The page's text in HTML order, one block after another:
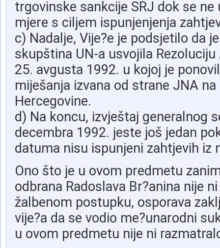
trgovinske sankcije SRJ dok se
mjere s ciljem ispunjenjenja
c) Nadalje, Vije?e je podsjetilo da
skupština UN-a usvojila
25. avgusta 1992. u kojoj je
miješanja izvana od strane JNA
Hercegovine.
d) Na koncu, izvještaj generalnog
decembra 1992. jeste još jedan
datuma nisu ispunjeni zahtjevih iz
Ono što je u ovom predmetu
odbrana Radoslava Br?anina nije
žalbenom postupku, osporava
vije?a da se vodio me?unarodni
u ovom predmetu nije ni